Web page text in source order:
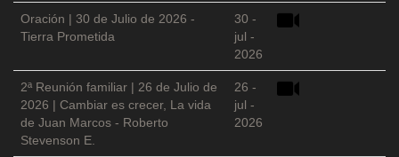
Oración | 30 de Julio de 2026 -
Tierra Prometida
30 -
jul -
2026
2ª Reunión familiar | 26 de Julio de
2026 | Cambiar es crecer, La vida
de Juan Marcos - Roberto
Stevenson E.
26 -
jul -
2026